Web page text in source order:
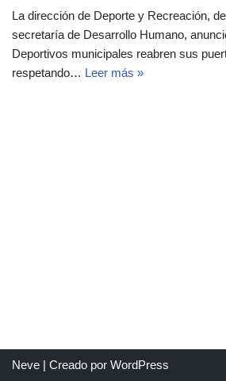
La dirección de Deporte y Recreación,
secretaría de Desarrollo Humano,
Deportivos municipales reabren sus
respetando… Leer más »
Neve | Creado por WordPress